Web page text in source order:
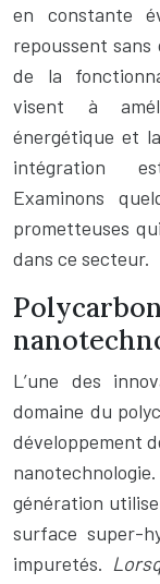
en constante
repoussent
de la
visent à
énergétique et
intégration
Examinons
prometteuses
dans ce secteur.
L’une des
domaine du
développement
génération
surface super-
impuretés.